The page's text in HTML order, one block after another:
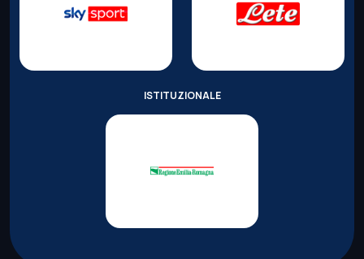
ISTITUZIONALE